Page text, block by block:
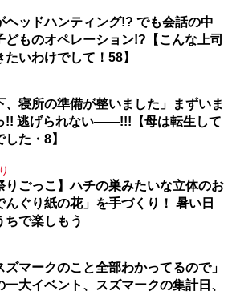
ヘッドハンティング!? でも会話の中
どものオペレーション!?【こんな上司
たいわけでして！58】
、寝所の準備が整いました」まずいま
!! 逃げられない――!!!【母は転生して
した・8】
りごっこ】ハチの巣みたいな立体のお
んぐり紙の花」を手づくり！ 暑い日
ちで楽しもう
ズマークのこと全部わかってるので」
一大イベント、スズマークの集計日、